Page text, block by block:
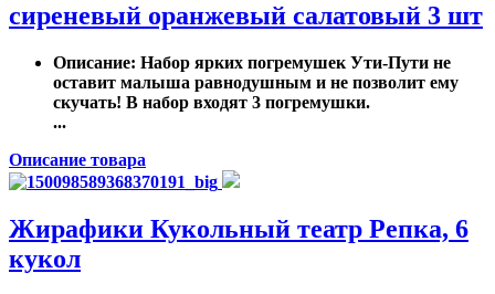
сиреневый оранжевый салатовый 3 шт
Описание: Набор ярких погремушек Ути-Пути не
оставит малыша равнодушным и не позволит ему
скучать! В набор входят 3 погремушки.
...
Описание товара
Жирафики Кукольный театр Репка, 6
кукол